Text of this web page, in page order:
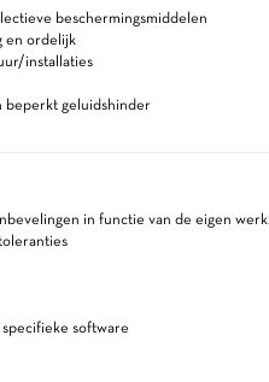
beschermingsmiddelen
en ordelijk
installaties
beperkt geluidshinder
in functie van de eigen
software